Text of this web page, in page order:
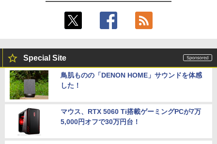
Special Site
鳥肌ものの「DENON HOME」サウンドを体感
した！
マウス、RTX 5060 Ti搭載ゲーミングPCが7万
5,000円オフで30万円台！